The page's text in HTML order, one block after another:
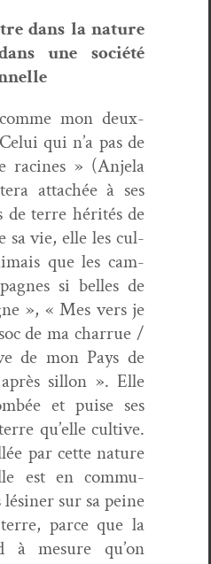
dans la nature
une société
mon deux­
qui n’a pas de
racines » (Anjela
attachée à ses
de terre hérités de
sa vie, elle les cul­
que les cam­
si belles de
», « Mes vers je
de ma char­rue /
de mon Pays de
sil­lon ». Elle
et puise ses
qu’elle cul­tive.
par cette nature
est en com­mu­
sur sa peine
parce que la
à mesure qu’on